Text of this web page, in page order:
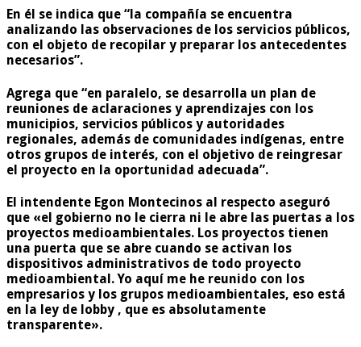
En él se indica que “la compañía se encuentra
analizando las observaciones de los servicios públicos,
con el objeto de recopilar y preparar los antecedentes
necesarios”.
Agrega que “en paralelo, se desarrolla un plan de
reuniones de aclaraciones y aprendizajes con los
municipios, servicios públicos y autoridades
regionales, además de comunidades indígenas, entre
otros grupos de interés, con el objetivo de reingresar
el proyecto en la oportunidad adecuada”.
El intendente Egon Montecinos al respecto aseguró
que «el gobierno no le cierra ni le abre las puertas a los
proyectos medioambientales. Los proyectos tienen
una puerta que se abre cuando se activan los
dispositivos administrativos de todo proyecto
medioambiental. Yo aquí me he reunido con los
empresarios y los grupos medioambientales, eso está
en la ley de lobby , que es absolutamente
transparente».